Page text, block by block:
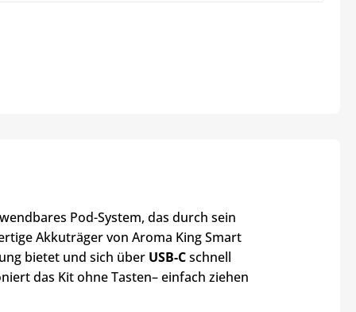
Pod-System, das durch sein
Akkuträger von Aroma King Smart
bietet und sich über USB-Cschnell
das Kit ohne Tasten– einfach ziehen